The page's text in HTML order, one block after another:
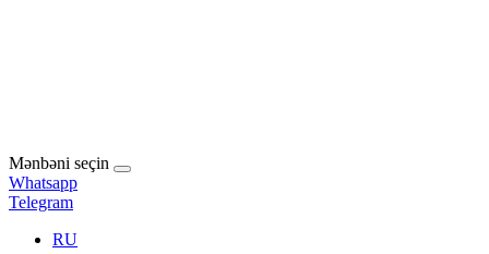
Mənbəni seçin
Whatsapp
Telegram
RU